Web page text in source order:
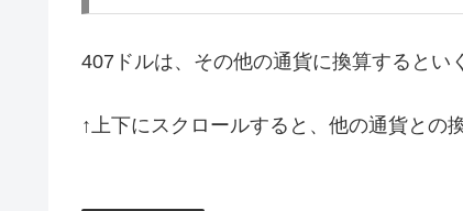
407ドルは、その他の通貨に換算するとい
↑上下にスクロールすると、他の通貨との